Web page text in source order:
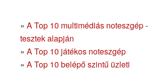
» A Top 10 multimédiás noteszgép -
tesztek alapján
» A Top 10 játékos noteszgép
» A Top 10 belépő szintű üzleti